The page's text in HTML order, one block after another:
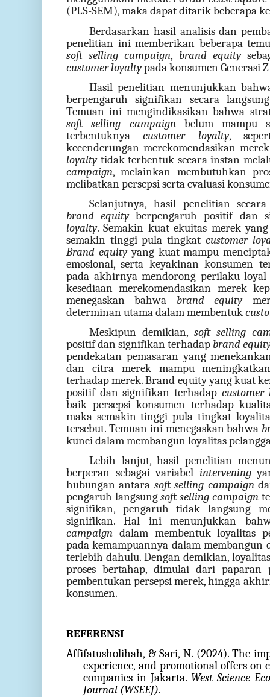
(PLS-SEM), maka dapat ditarik beberapa
Berdasarkan hasil analisis dan
penelitian ini memberikan beberapa
soft selling campaign, brand equity
customer loyaltypada konsumen Generasi
Hasil penelitian menunjukkan
berpengaruh signifikan secara
Temuan ini mengindikasikan bahwa
soft selling campaignbelum mampu
terbentuknyacustomer loyalty,
kecenderungan merekomendasikan
loyaltytidak terbentuk secara instan
campaign, melainkan membutuhkan
melibatkan persepsi serta evaluasi
Selanjutnya, hasil penelitian
brand equityberpengaruh positif dan
loyalty. Semakin kuat ekuitas merek
semakin tinggi pula tingkat customer
Brand equityyang kuat mampu
emosional, serta keyakinan konsumen
pada akhirnya mendorong perilaku
kesediaan merekomendasikan merek
menegaskan bahwa brand equity
determinan utama dalam membentuk
Meskipun demikian, soft selling
positif dan signifikan terhadap brand
pendekatan pemasaran yang
dan citra merek mampu
terhadap merek. Brand equity yang kuat
positif dan signifikan terhadap customer
baik persepsi konsumen terhadap
maka semakin tinggi pula tingkat
tersebut. Temuan ini menegaskan bahwa
kunci dalam membangun loyalitas
Lebih lanjut, hasil penelitian
berperan sebagai variabel intervening
hubungan antara soft selling campaign
pengaruh langsungsoft selling campaign
signifikan, pengaruh tidak langsung
signifikan. Hal ini menunjukkan
campaign dalam membentuk loyalitas
pada kemampuannya dalam
terlebih dahulu. Dengan demikian,
proses bertahap, dimulai dari paparan
pembentukan persepsi merek, hingga
konsumen.
REFERENSI
Affifatusholihah, & Sari, N. (2024). The
experience, and promotional offers on
companies in Jakarta. West Science
Journal (WSEEJ).